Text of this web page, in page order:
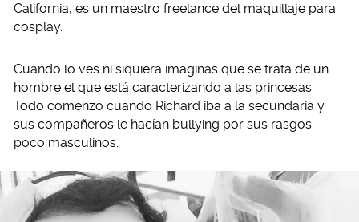
California, es un maestro freelance del maquillaje para
cosplay.
Cuando lo ves ni siquiera imaginas que se trata de un
hombre el que está caracterizando a las princesas.
Todo comenzó cuando Richard iba a la secundaria y
sus compañeros le hacían bullying por sus rasgos
poco masculinos.